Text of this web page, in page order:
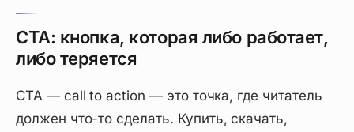
CTA: кнопка, которая либо работает,
либо теряется
CTA — call to action — это точка, где читатель
должен что-то сделать. Купить, скачать,